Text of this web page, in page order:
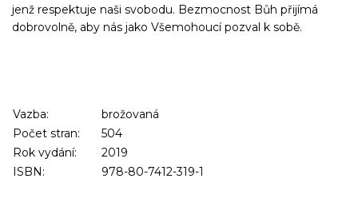
jenž respektuje naši svobodu. Bezmocnost Bůh přijímá
dobrovolně, aby nás jako Všemohoucí pozval k sobě.
Vazba:
brožovaná
Počet stran:
504
Rok vydání:
2019
ISBN:
978-80-7412-319-1